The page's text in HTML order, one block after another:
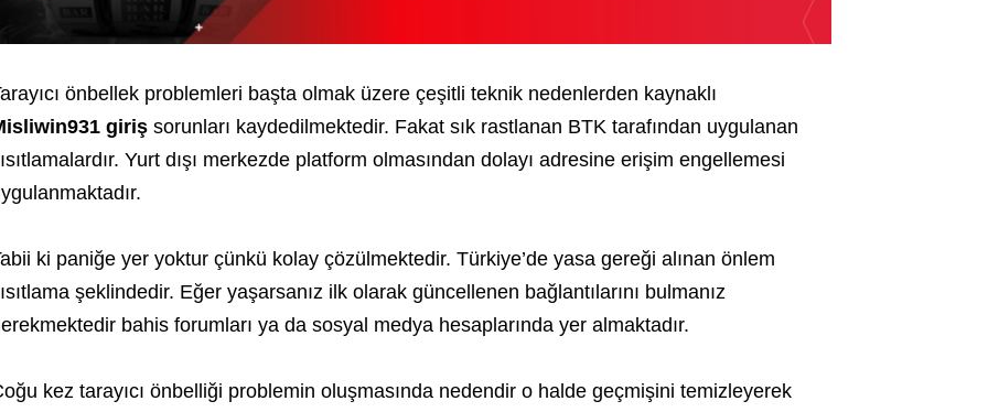
önbellek problemleri başta olmak üzere çeşitli teknik nedenlerden kaynaklı
girişsorunları kaydedilmektedir. Fakat sık rastlanan BTK tarafından uygulanan
Yurt dışı merkezde platform olmasından dolayı adresine erişim engellemesi
ki paniğe yer yoktur çünkü kolay çözülmektedir. Türkiye’de yasa gereği alınan önlem
şeklindedir. Eğer yaşarsanız ilk olarak güncellenen bağlantılarını bulmanız
bahis forumları ya da sosyal medya hesaplarında yer almaktadır.
kez tarayıcı önbelliği problemin oluşmasında nedendir o halde geçmişini temizleyerek